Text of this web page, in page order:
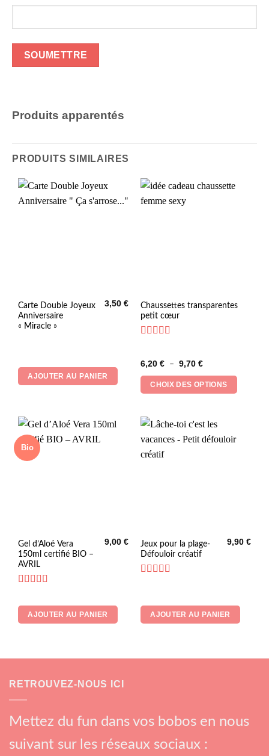
Produits apparentés
PRODUITS SIMILAIRES
Carte Double Joyeux
Anniversaire
« Miracle »
3,50€
AJOUTER AU PANIER
Chaussettes transparentes
petit cœur
6,20 € – 9,70 €Plage
prix :
6,20 €
à
CHOIX DES OPTIONS
Ce
produit
Les
options
peuvent
choisies
la
page
Bio
Gel d’Aloé Vera
150ml certifié BIO –
AVRIL
9,00€
AJOUTER AU PANIER
Jeux pour la plage-
Défouloir créatif
9,90€
AJOUTER AU PANIER
RETROUVEZ-NOUS ICI
Mettez du fun dans vos bobos en nous
suivant sur les réseaux sociaux :